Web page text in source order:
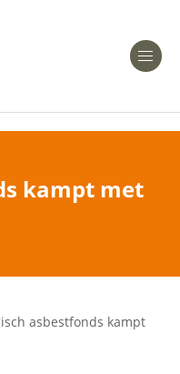
kampt met
asbestfonds kampt